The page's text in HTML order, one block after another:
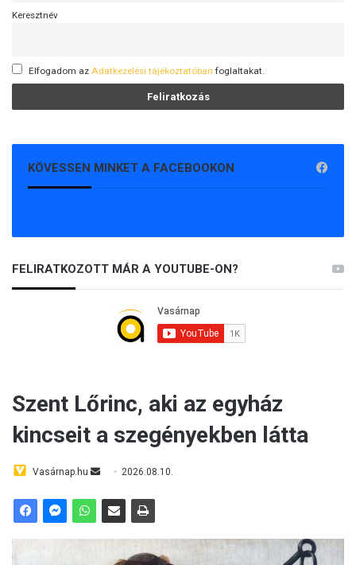
Keresztnév
Elfogadom az Adatkezelési tájékoztatóban foglaltakat.
KÖVESSEN MINKET A FACEBOOKON
FELIRATKOZOTT MÁR A YOUTUBE-ON?